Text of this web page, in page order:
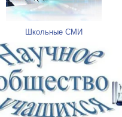
Школьные СМИ